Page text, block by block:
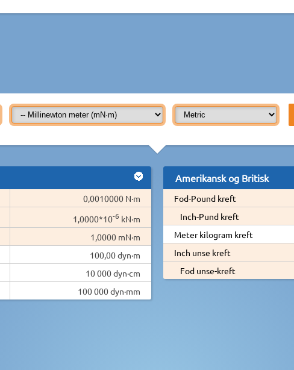
0,0010000 N·m
1,0000*10-6 kN·m
1,0000 mN·m
100,00 dyn·m
10 000 dyn·cm
100 000 dyn·mm
Amerikansk og Britisk
Fod-Pound kreft
Inch-Pund kreft
Meter kilogram kreft
Inch unse kreft
Fod unse-kreft